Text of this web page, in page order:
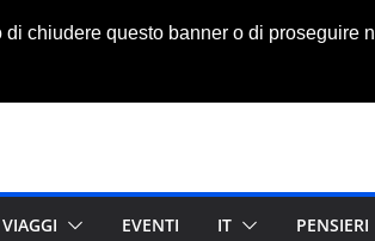
chiudere questo banner o di
VIAGGI EVENTI IT PENSIERI